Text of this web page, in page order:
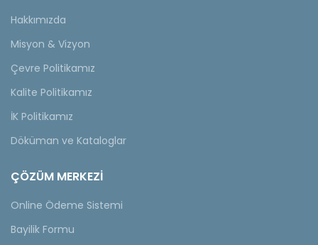
Hakkımızda
Misyon & Vizyon
Çevre Politikamız
Kalite Politikamız
İK Politikamız
Döküman ve Kataloglar
ÇÖZÜM MERKEZİ
Online Ödeme Sistemi
Bayilik Formu